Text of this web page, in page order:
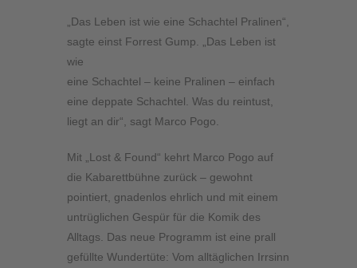
„Das Leben ist wie eine Schachtel Pralinen“,
sagte einst Forrest Gump. „Das Leben ist
wie
eine Schachtel – keine Pralinen – einfach
eine deppate Schachtel. Was du reintust,
liegt an dir“, sagt Marco Pogo.
Mit „Lost & Found“ kehrt Marco Pogo auf
die Kabarettbühne zurück – gewohnt
pointiert, gnadenlos ehrlich und mit einem
untrüglichen Gespür für die Komik des
Alltags. Das neue Programm ist eine prall
gefüllte Wundertüte: Vom alltäglichen Irrsinn